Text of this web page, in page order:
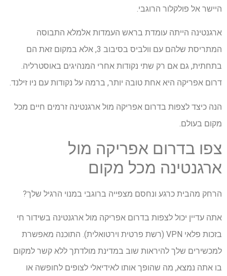
היישר אל פולקלור הרוגבי.
ארגנטינה הייתה עומדת בראש העמדות אלמלא התבוסה
המתריסת שלהם עם וולביס בסיבוב 3, אלא במקום זאת הם
בתחתית, גם אם רק שתי נקודות אחרי המנהיגים באוסטרליה.
דרום אפריקה היא אחת טובה יותר, ברמה על נקודות עם ניו זילנד.
הנה כיצד לצפות בדרום אפריקה מול ארגנטינה זרמים חיים מכל
מקום בעולם.
צפו בדרום אפריקה מול
ארגנטינה מכל מקום
הרחק מהבית כרגע ונחסם מצפייה ברוגבי במנוי הרגיל שלך?
אתה עדיין יכול לצפות בדרום אפריקה מול ארגנטינה בשידור חי
בזכות פלאי VPN (רשת פרטית וירטואלית). התוכנה מאפשרת
למכשירים שלך להיראות שוב במדינת מולדתך ללא קשר למקום
בו אתה נמצא, מה שהופך אותו לאידיאלי לצופים לחופשה או